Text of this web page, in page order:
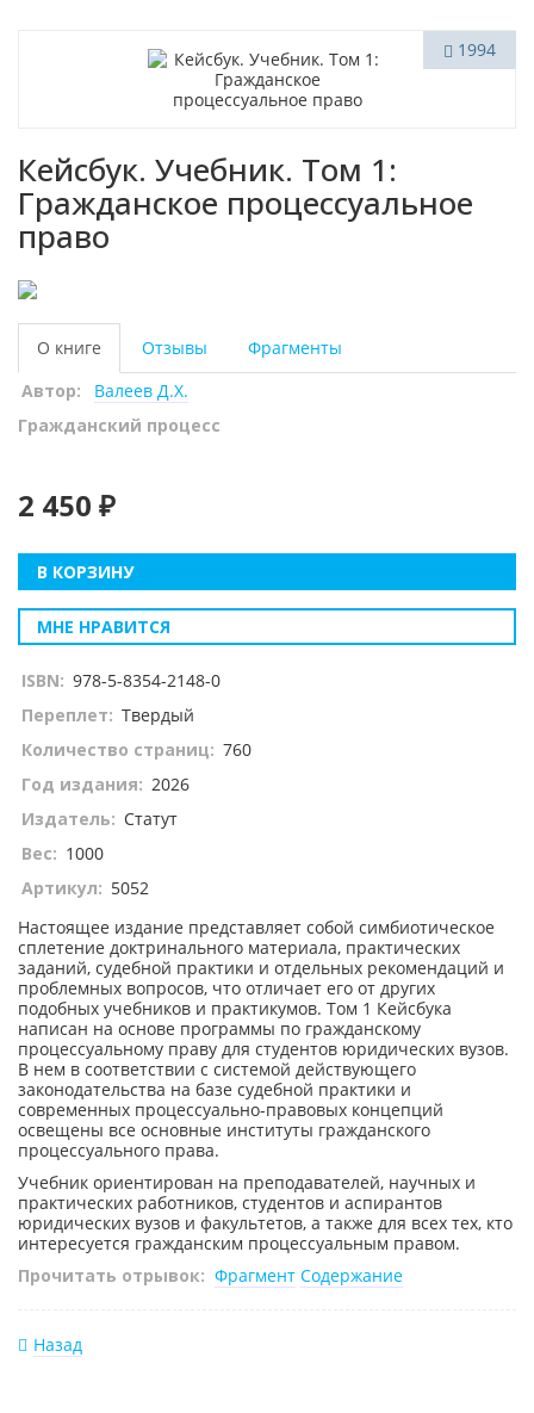
1994
Кейсбук. Учебник. Том 1:
Гражданское процессуальное
право
О книге Отзывы
Фрагменты
Автор:
Валеев Д.Х.
Гражданский процесс
2 450 ₽
В КОРЗИНУ
МНЕ НРАВИТСЯ
ISBN: 978-5-8354-2148-0
Переплет: Твердый
Количество страниц: 760
Год издания: 2026
Издатель: Статут
Вес: 1000
Артикул: 5052
Настоящее издание представляет собой симбиотическое
сплетение доктринального материала, практических
заданий, судебной практики и отдельных рекомендаций и
проблемных вопросов, что отличает его от других
подобных учебников и практикумов. Том 1 Кейсбука
написан на основе программы по гражданскому
процессуальному праву для студентов юридических вузов.
В нем в соответствии с системой действующего
законодательства на базе судебной практики и
современных процессуально-правовых концепций
освещены все основные институты гражданского
процессуального права.
Учебник ориентирован на преподавателей, научных и
практических работников, студентов и аспирантов
юридических вузов и факультетов, а также для всех тех, кто
интересуется гражданским процессуальным правом.
Прочитать отрывок: Фрагмент Содержание
Назад